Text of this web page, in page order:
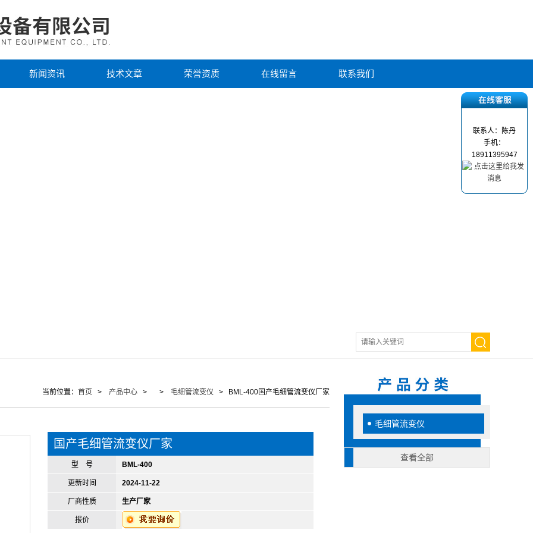
新闻资讯 技术文章 荣誉资质 在线留言 联系我们
毛细管流变仪
查看全部
当前位置： 首页 > 产品中心 > > 毛细管流变仪 > BML-400国产毛细管流变仪厂家
国产毛细管流变仪厂家
型 号 BML-400
更新时间 2024-11-22
厂商性质 生产厂家
报价
联系人：陈丹
手机：
18911395947